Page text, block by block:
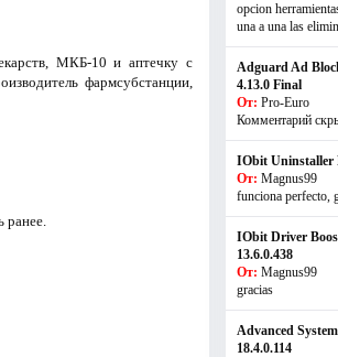
МКБ-10 и аптечку с
фармсубстанции,
ранее.
opcion
una a una las
Adguard Ad
4.13.0 Final
От: Pro-Euro
Комментарий
IObit Uninstaller
От: Magnus99
funciona perfecto,
IObit Driver
13.6.0.438
От: Magnus99
gracias
Advanced
18.4.0.114